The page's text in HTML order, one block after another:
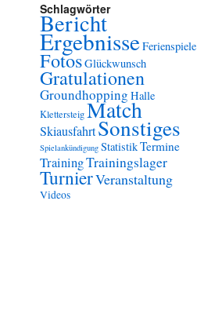
Schlagwörter
Bericht
ErgebnisseFerienspiele
FotosGlückwunsch
Gratulationen
Groundhopping Halle
KlettersteigMatch
SkiausfahrtSonstiges
Spielankündigung StatistikTermine
TrainingTrainingslager
TurnierVeranstaltung
Videos